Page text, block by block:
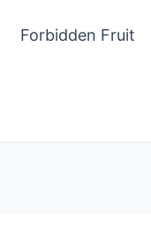
Forbidden Fruit